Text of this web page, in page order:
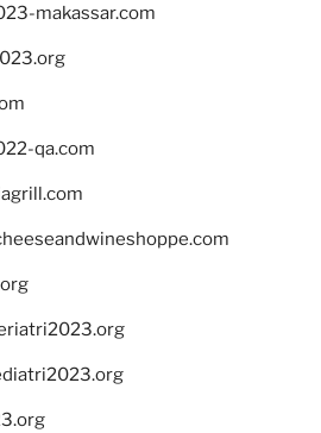
makassar.com
qa.com